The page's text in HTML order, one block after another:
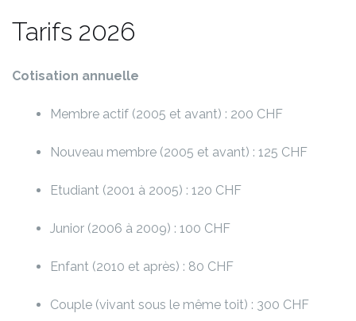
Tarifs 2026
Cotisation annuelle
Membre actif (2005 et avant) : 200 CHF
Nouveau membre (2005 et avant) : 125 CHF
Etudiant (2001 à 2005) : 120 CHF
Junior (2006 à 2009) : 100 CHF
Enfant (2010 et après) : 80 CHF
Couple (vivant sous le même toit) : 300 CHF